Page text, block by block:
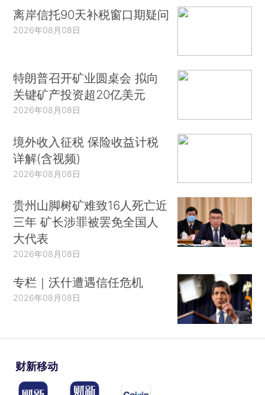
离岸信托90天补税窗口期疑问
2026年08月08日
特朗普召开矿业圆桌会 拟向
关键矿产投资超20亿美元
2026年08月08日
境外收入征税 保险收益计税
详解(含视频)
2026年08月08日
贵州山脚树矿难致16人死亡近
三年 矿长涉罪被罢免全国人
大代表
2026年08月08日
专栏｜沃什遭遇信任危机
2026年08月08日
财新移动